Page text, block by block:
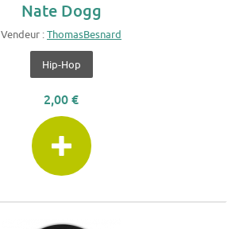
Nate Dogg
Vendeur :ThomasBesnard
Hip-Hop
2,00 €